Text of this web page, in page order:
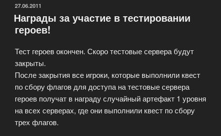
ОПУБЛИКОВАНО
27.06.2011
Награды за участие в тестировании
героев!
Тест героев окончен. Скоро тестовые сервера будут
закрыты.
После закрытия все игроки, которые выполнили квест
по сбору флагов для доступа на тестовые сервера
героев получат в награду случайный артефакт 1 уровня
на всех серверах, где они выполнили квест по сбору
трех флагов.